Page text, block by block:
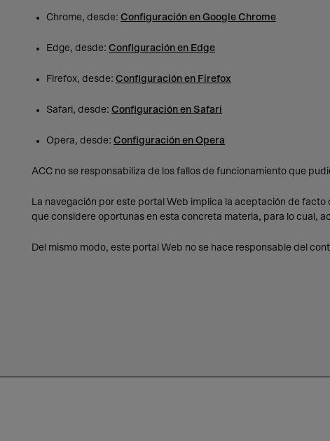
Chrome, desde:Configuración en Google Chrome
Edge, desde:Configuración en Edge
Firefox, desde:Configuración en Firefox
Safari, desde:Configuración en Safari
Opera, desde:Configuración en Opera
ACC no se responsabiliza de los fallos de funcionamiento que
La navegación por este portal Web implica la aceptación de
que considere oportunas en esta concreta materia, para lo cual,
Del mismo modo, este portal Web no se hace responsable del